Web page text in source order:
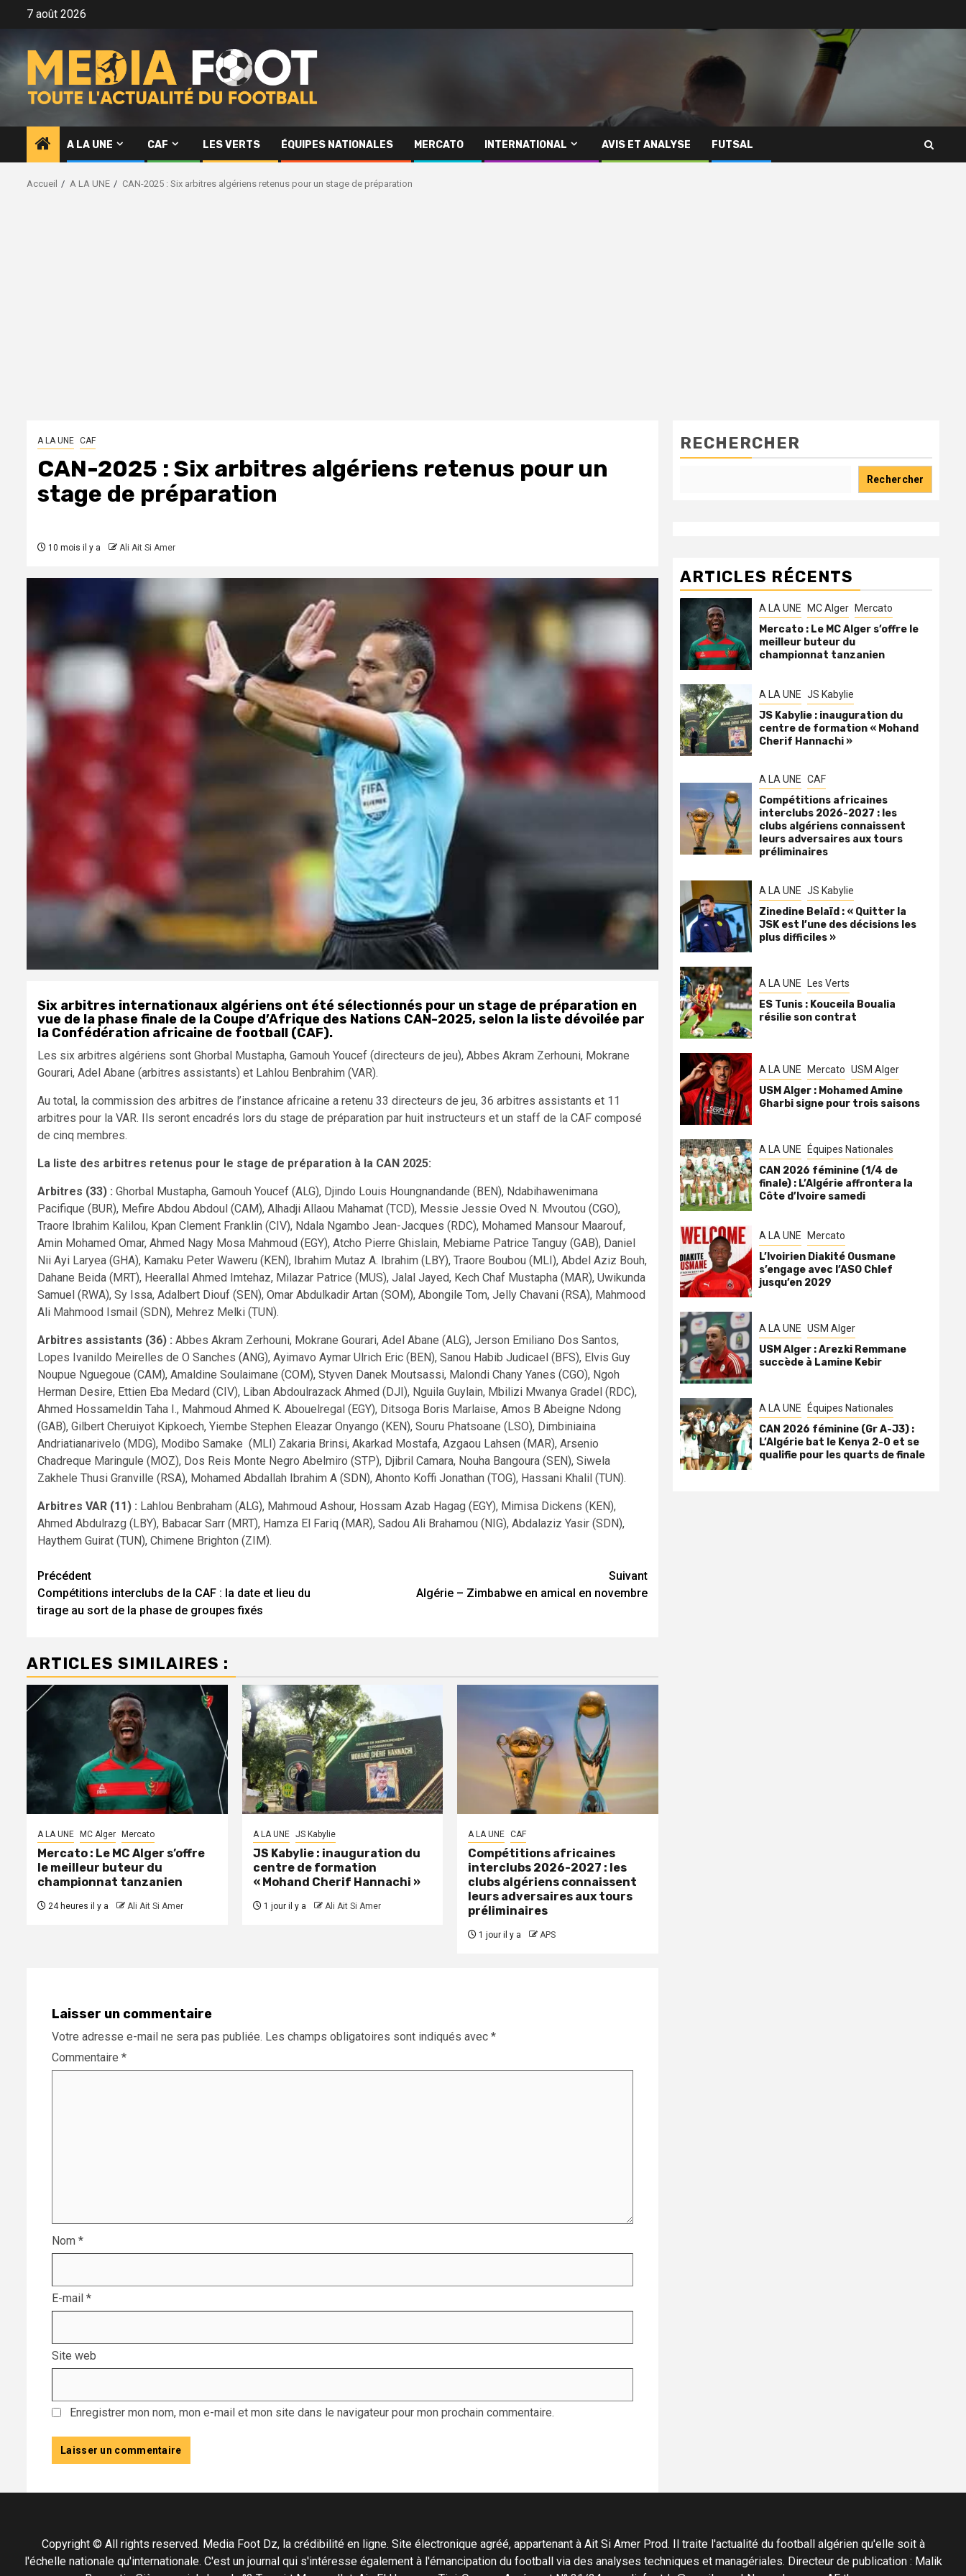
7 août 2026
A LA UNE CAF LES VERTS ÉQUIPES NATIONALES MERCATO INTERNATIONAL AVIS ET ANALYSE FUTSAL
Accueil A LA UNE CAN-2025 : Six arbitres algériens retenus pour un stage de préparation
A LA UNE CAF
CAN-2025 : Six arbitres algériens retenus pour un
stage de préparation
10 mois il y a Ali Ait Si Amer
Six arbitres internationaux algériens ont été sélectionnés pour un stage de préparation en
vue de la phase finale de la Coupe d’Afrique des Nations CAN-2025, selon la liste dévoilée par
la Confédération africaine de football (CAF).
Les six arbitres algériens sont Ghorbal Mustapha, Gamouh Youcef (directeurs de jeu), Abbes Akram Zerhouni, Mokrane
Gourari, Adel Abane (arbitres assistants) et Lahlou Benbrahim (VAR).
Au total, la commission des arbitres de l’instance africaine a retenu 33 directeurs de jeu, 36 arbitres assistants et 11
arbitres pour la VAR. Ils seront encadrés lors du stage de préparation par huit instructeurs et un staff de la CAF composé
de cinq membres.
La liste des arbitres retenus pour le stage de préparation à la CAN 2025:
Arbitres (33) : Ghorbal Mustapha, Gamouh Youcef (ALG), Djindo Louis Houngnandande (BEN), Ndabihawenimana
Pacifique (BUR), Mefire Abdou Abdoul (CAM), Alhadji Allaou Mahamat (TCD), Messie Jessie Oved N. Mvoutou (CGO),
Traore Ibrahim Kalilou, Kpan Clement Franklin (CIV), Ndala Ngambo Jean-Jacques (RDC), Mohamed Mansour Maarouf,
Amin Mohamed Omar, Ahmed Nagy Mosa Mahmoud (EGY), Atcho Pierre Ghislain, Mebiame Patrice Tanguy (GAB), Daniel
Nii Ayi Laryea (GHA), Kamaku Peter Waweru (KEN), Ibrahim Mutaz A. Ibrahim (LBY), Traore Boubou (MLI), Abdel Aziz Bouh,
Dahane Beida (MRT), Heerallal Ahmed Imtehaz, Milazar Patrice (MUS), Jalal Jayed, Kech Chaf Mustapha (MAR), Uwikunda
Samuel (RWA), Sy Issa, Adalbert Diouf (SEN), Omar Abdulkadir Artan (SOM), Abongile Tom, Jelly Chavani (RSA), Mahmood
Ali Mahmood Ismail (SDN), Mehrez Melki (TUN).
Arbitres assistants (36) : Abbes Akram Zerhouni, Mokrane Gourari, Adel Abane (ALG), Jerson Emiliano Dos Santos,
Lopes Ivanildo Meirelles de O Sanches (ANG), Ayimavo Aymar Ulrich Eric (BEN), Sanou Habib Judicael (BFS), Elvis Guy
Noupue Nguegoue (CAM), Amaldine Soulaimane (COM), Styven Danek Moutsassi, Malondi Chany Yanes (CGO), Ngoh
Herman Desire, Ettien Eba Medard (CIV), Liban Abdoulrazack Ahmed (DJI), Nguila Guylain, Mbilizi Mwanya Gradel (RDC),
Ahmed Hossameldin Taha I., Mahmoud Ahmed K. Abouelregal (EGY), Ditsoga Boris Marlaise, Amos B Abeigne Ndong
(GAB), Gilbert Cheruiyot Kipkoech, Yiembe Stephen Eleazar Onyango (KEN), Souru Phatsoane (LSO), Dimbiniaina
Andriatianarivelo (MDG), Modibo Samake (MLI) Zakaria Brinsi, Akarkad Mostafa, Azgaou Lahsen (MAR), Arsenio
Chadreque Maringule (MOZ), Dos Reis Monte Negro Abelmiro (STP), Djibril Camara, Nouha Bangoura (SEN), Siwela
Zakhele Thusi Granville (RSA), Mohamed Abdallah Ibrahim A (SDN), Ahonto Koffi Jonathan (TOG), Hassani Khalil (TUN).
Arbitres VAR (11) : Lahlou Benbraham (ALG), Mahmoud Ashour, Hossam Azab Hagag (EGY), Mimisa Dickens (KEN),
Ahmed Abdulrazg (LBY), Babacar Sarr (MRT), Hamza El Fariq (MAR), Sadou Ali Brahamou (NIG), Abdalaziz Yasir (SDN),
Haythem Guirat (TUN), Chimene Brighton (ZIM).
Navigation
d’article
Précédent
Compétitions interclubs de la CAF : la date et lieu du
tirage au sort de la phase de groupes fixés
Suivant
Algérie – Zimbabwe en amical en novembre
ARTICLES SIMILAIRES :
A LA UNE MC Alger Mercato
Mercato : Le MC Alger s’offre
le meilleur buteur du
championnat tanzanien
24 heures il y a Ali Ait Si Amer
A LA UNE JS Kabylie
JS Kabylie : inauguration du
centre de formation
« Mohand Cherif Hannachi »
1 jour il y a Ali Ait Si Amer
A LA UNE CAF
Compétitions africaines
interclubs 2026-2027 : les
clubs algériens connaissent
leurs adversaires aux tours
préliminaires
1 jour il y a APS
Laisser un commentaire
Votre adresse e-mail ne sera pas publiée. Les champs obligatoires sont indiqués avec *
Commentaire *
Nom *
E-mail *
Site web
Enregistrer mon nom, mon e-mail et mon site dans le navigateur pour mon prochain commentaire.
RECHERCHER
Rechercher
ARTICLES RÉCENTS
A LA UNE MC Alger Mercato
Mercato : Le MC Alger s’offre le
meilleur buteur du
championnat tanzanien
A LA UNE JS Kabylie
JS Kabylie : inauguration du
centre de formation « Mohand
Cherif Hannachi »
A LA UNE CAF
Compétitions africaines
interclubs 2026-2027 : les
clubs algériens connaissent
leurs adversaires aux tours
préliminaires
A LA UNE JS Kabylie
Zinedine Belaïd : « Quitter la
JSK est l’une des décisions les
plus difficiles »
A LA UNE Les Verts
ES Tunis : Kouceila Boualia
résilie son contrat
A LA UNE Mercato USM Alger
USM Alger : Mohamed Amine
Gharbi signe pour trois saisons
A LA UNE Équipes Nationales
CAN 2026 féminine (1/4 de
finale) : L’Algérie affrontera la
Côte d’Ivoire samedi
A LA UNE Mercato
L’Ivoirien Diakité Ousmane
s’engage avec l’ASO Chlef
jusqu’en 2029
A LA UNE USM Alger
USM Alger : Arezki Remmane
succède à Lamine Kebir
A LA UNE Équipes Nationales
CAN 2026 féminine (Gr A-J3) :
L’Algérie bat le Kenya 2-0 et se
qualifie pour les quarts de finale
Copyright © All rights reserved. Media Foot Dz, la crédibilité en ligne. Site électronique agréé, appartenant à Ait Si Amer Prod. Il traite l'actualité du football algérien qu'elle soit à
l'échelle nationale qu'internationale. C'est un journal qui s'intéresse également à l'émancipation du football via des analyses techniques et managériales. Directeur de publication : Malik